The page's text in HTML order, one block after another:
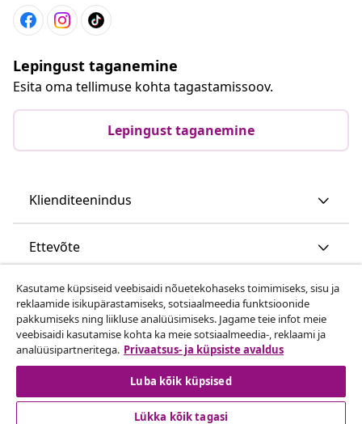
Lepingust taganemine
Esita oma tellimuse kohta tagastamissoov.
Lepingust taganemine
Klienditeenindus
Ettevõte
vidaXL
Vaata rohkem
Kasutame küpsiseid veebisaidi nõuetekohaseks toimimiseks, sisu ja
reklaamide isikupärastamiseks, sotsiaalmeedia funktsioonide
pakkumiseks ning liikluse analüüsimiseks. Jagame teie infot meie
veebisaidi kasutamise kohta ka meie sotsiaalmeedia-, reklaami ja
analüüsipartneritega. Privaatsus- ja küpsiste avaldus
Luba kõik küpsised
Lükka kõik tagasi